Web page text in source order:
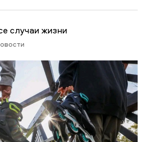
случаи жизни